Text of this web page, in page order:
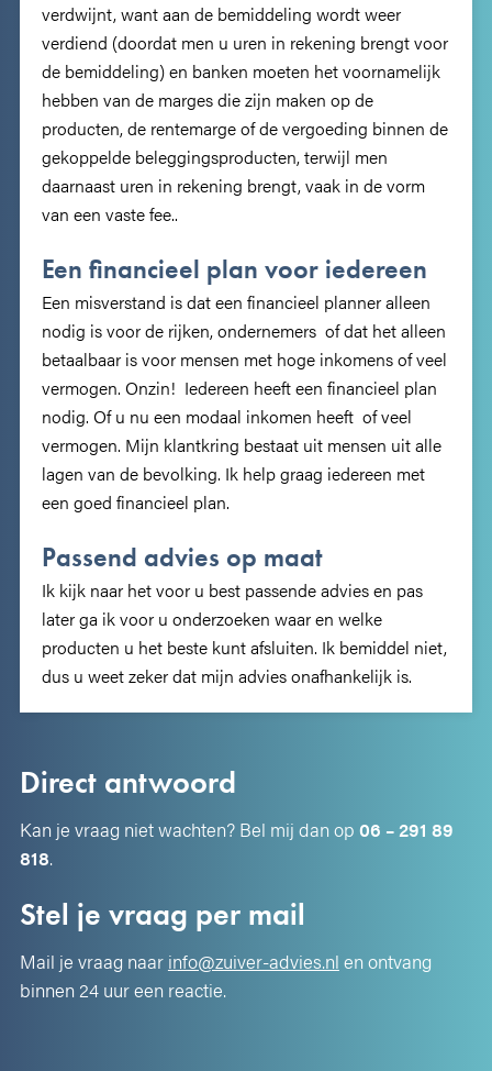
verdwijnt, want aan de bemiddeling wordt weer
verdiend (doordat men u uren in rekening brengt voor
de bemiddeling) en banken moeten het voornamelijk
hebben van de marges die zijn maken op de
producten, de rentemarge of de vergoeding binnen de
gekoppelde beleggingsproducten, terwijl men
daarnaast uren in rekening brengt, vaak in de vorm
van een vaste fee..
Een financieel plan voor iedereen
Een misverstand is dat een financieel planner alleen
nodig is voor de rijken, ondernemers of dat het alleen
betaalbaar is voor mensen met hoge inkomens of veel
vermogen. Onzin! Iedereen heeft een financieel plan
nodig. Of u nu een modaal inkomen heeft of veel
vermogen. Mijn klantkring bestaat uit mensen uit alle
lagen van de bevolking. Ik help graag iedereen met
een goed financieel plan.
Passend advies op maat
Ik kijk naar het voor u best passende advies en pas
later ga ik voor u onderzoeken waar en welke
producten u het beste kunt afsluiten. Ik bemiddel niet,
dus u weet zeker dat mijn advies onafhankelijk is.
Direct antwoord
Kan je vraag niet wachten? Bel mij dan op 06 – 291 89
818.
Stel je vraag per mail
Mail je vraag naar info@zuiver-advies.nl en ontvang
binnen 24 uur een reactie.